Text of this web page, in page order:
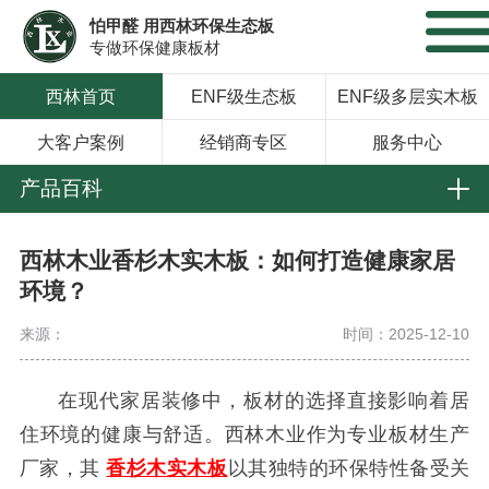
怕甲醛 用西林环保生态板
专做环保健康板材
西林首页 ENF级生态板 ENF级多层实木板
大客户案例 经销商专区 服务中心
产品百科
西林木业香杉木实木板：如何打造健康家居
环境？
来源： 时间：2025-12-10
在现代家居装修中，板材的选择直接影响着居
住环境的健康与舒适。西林木业作为专业板材生产
厂家，其香杉木实木板 以其独特的环保特性备受关